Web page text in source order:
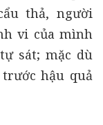
thả, người
vi của mình
sát; mặc dù
hậu quả